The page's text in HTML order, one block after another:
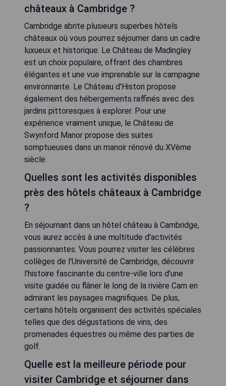
châteaux à Cambridge ?
Cambridge abrite plusieurs superbes hôtels
châteaux où vous pourrez séjourner dans un cadre
luxueux et historique. Le Château de Madingley
est un choix populaire, offrant des chambres
élégantes et une vue imprenable sur la campagne
environnante. Le Château d'Histon propose
également des hébergements raffinés avec des
jardins pittoresques à explorer. Pour une
expérience vraiment unique, le Château de
Swynford Manor propose des suites
somptueuses dans un manoir rénové du XVème
siècle.
Quelles sont les activités disponibles
près des hôtels châteaux à Cambridge
?
En séjournant dans un hôtel château à Cambridge,
vous aurez accès à une multitude d'activités
passionnantes. Vous pourrez visiter les célèbres
collèges de l'Université de Cambridge, découvrir
l'histoire fascinante du centre-ville lors d'une
visite guidée ou flâner le long de la rivière Cam en
admirant les paysages magnifiques. De plus,
certains hôtels organisent des activités spéciales
telles que des dégustations de vins, des
promenades équestres ou même des parties de
golf.
Quelle est la meilleure période pour
visiter Cambridge et séjourner dans